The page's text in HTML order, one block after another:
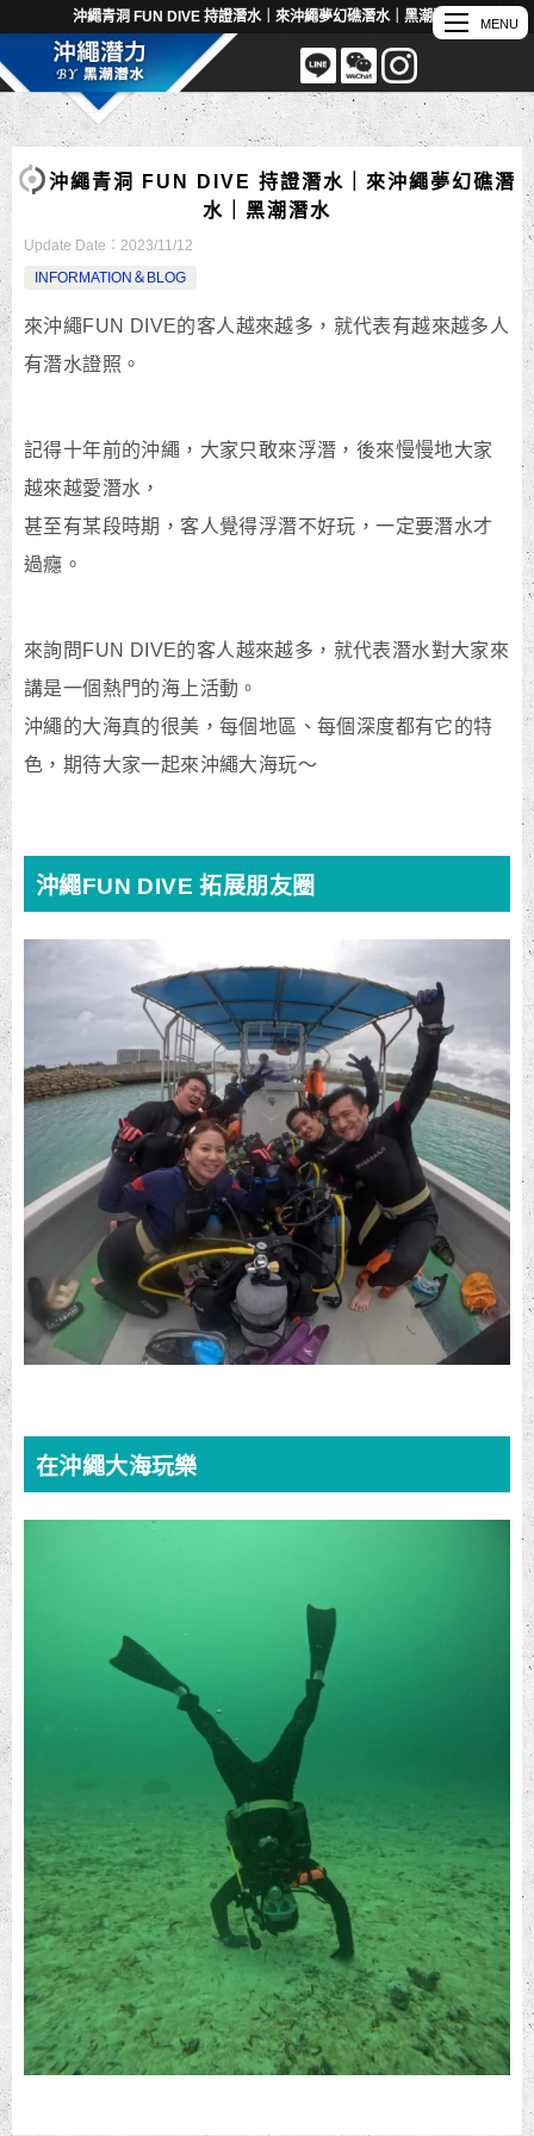
沖繩青洞 FUN DIVE 持證潛水｜來沖繩夢幻礁潛水｜黑潮潛水
沖繩青洞 FUN DIVE 持證潛水｜來沖繩夢幻礁潛
水｜黑潮潛水
Update Date： 2023/11/12
INFORMATION＆BLOG
來沖繩FUN DIVE的客人越來越多，就代表有越來越多人
有潛水證照。
記得十年前的沖繩，大家只敢來浮潛，後來慢慢地大家
越來越愛潛水，
甚至有某段時期，客人覺得浮潛不好玩，一定要潛水才
過癮。
來詢問FUN DIVE的客人越來越多，就代表潛水對大家來
講是一個熱門的海上活動。
沖繩的大海真的很美，每個地區、每個深度都有它的特
色，期待大家一起來沖繩大海玩～
沖繩FUN DIVE 拓展朋友圈
在沖繩大海玩樂